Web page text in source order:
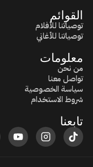
القوائم
توصياتنا للأفلام
توصياتنا للأغاني
معلومات
من نحن
تواصل معنا
سياسة الخصوصية
شروط الاستخدام
تابعنا